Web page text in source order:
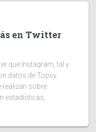
en Twitter
que Instagram, tal y
datos de Topsy.
realizan sobre
estadísticas,